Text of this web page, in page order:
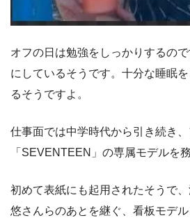
オフの日は勉強をしっかりするの
にしているそうです。十分な睡眠
るそうですよ。
仕事面では中学時代から引き続き
「SEVENTEEN」の専属モデルを
初めて表紙にも起用されたそうで
悠さんらのあとを継ぐ、看板モデル